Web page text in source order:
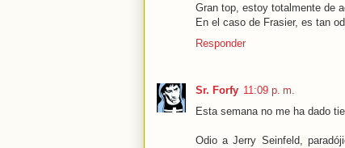
Gran top, estoy totalmente de
En el caso de Frasier, es tan
Responder
Sr. Forfy 11:09 p. m.
Esta semana no me ha dado
Odio a Jerry Seinfeld,